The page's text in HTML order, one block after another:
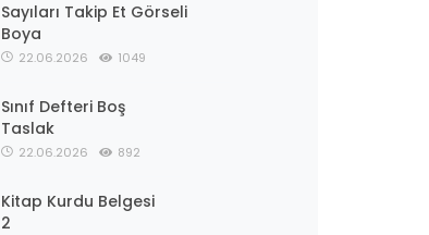
Sayıları Takip Et Görseli
Boya
22.06.2026 1049
Sınıf Defteri Boş
Taslak
22.06.2026 892
Kitap Kurdu Belgesi
2